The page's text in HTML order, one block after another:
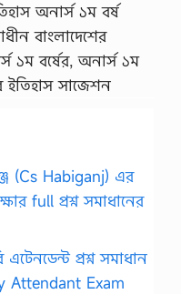
অনার্স ১ম বর্ষ
বাংলাদেশের
১ম বর্ষের, অনার্স ১ম
ইতিহাস সাজেশন
(Cs Habiganj) এর
full প্রশ্ন সমাধানের
প্রশ্ন সমাধান
Attendant Exam